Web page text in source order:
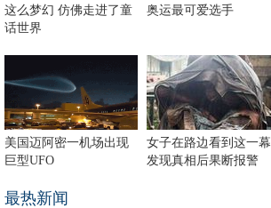
这么梦幻 仿佛走进了童
话世界
奥运最可爱选手
美国迈阿密一机场出现
巨型UFO
女子在路边看到这一幕
发现真相后果断报警
最热新闻